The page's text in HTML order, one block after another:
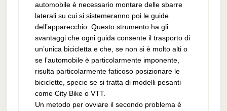
automobile è necessario montare delle sbarre
laterali su cui si sistemeranno poi le guide
dell’apparecchio. Questo strumento ha gli
svantaggi che ogni guida consente il trasporto di
un’unica bicicletta e che, se non si è molto alti o
se l’automobile è particolarmente imponente,
risulta particolarmente faticoso posizionare le
biciclette, specie se si tratta di modelli pesanti
come City Bike o VTT.
Un metodo per ovviare il secondo problema è